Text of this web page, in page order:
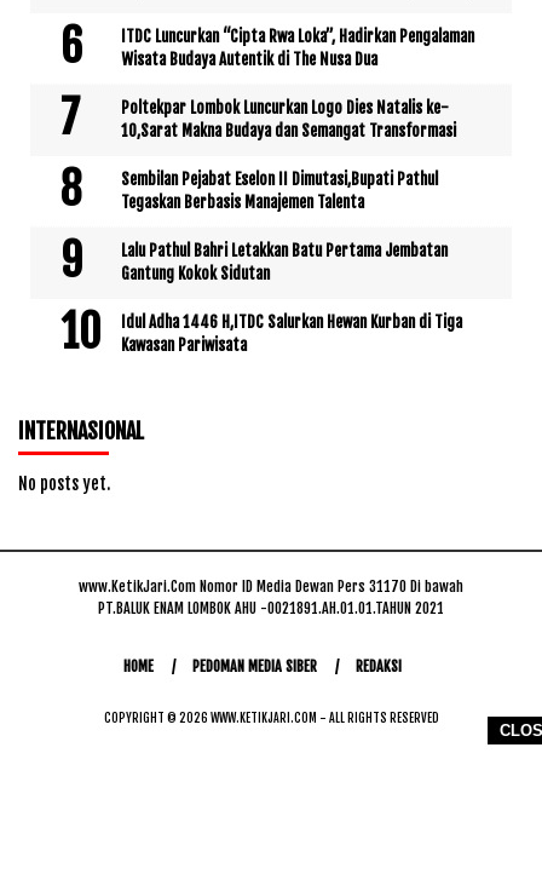
ITDC Luncurkan “Cipta Rwa Loka”, Hadirkan Pengalaman
Wisata Budaya Autentik di The Nusa Dua
Poltekpar Lombok Luncurkan Logo Dies Natalis ke-
10,Sarat Makna Budaya dan Semangat Transformasi
Sembilan Pejabat Eselon II Dimutasi,Bupati Pathul
Tegaskan Berbasis Manajemen Talenta
Lalu Pathul Bahri Letakkan Batu Pertama Jembatan
Gantung Kokok Sidutan
Idul Adha 1446 H,ITDC Salurkan Hewan Kurban di Tiga
Kawasan Pariwisata
INTERNASIONAL
No posts yet.
www.KetikJari.Com Nomor ID Media Dewan Pers 31170 Di bawah
PT.BALUK ENAM LOMBOK AHU -0021891.AH.01.01.TAHUN 2021
HOME PEDOMAN MEDIA SIBER REDAKSI
COPYRIGHT © 2026 WWW.KETIKJARI.COM - ALL RIGHTS RESERVED